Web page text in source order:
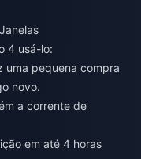
4 usá-lo:
uma pequena compra
novo.
a corrente de
em até 4 horas